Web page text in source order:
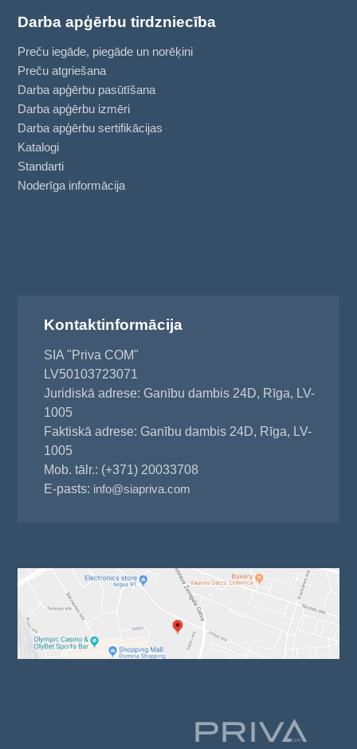
Darba apģērbu tirdzniecība
Preču iegāde, piegāde un norēķini
Preču atgriešana
Darba apģērbu pasūtīšana
Darba apģērbu izmēri
Darba apģērbu sertifikācijas
Katalogi
Standarti
Noderīga informācija
Kontaktinformācija
SIA "Priva COM"
LV50103723071
Juridiskā adrese: Ganību dambis 24D, Rīga, LV-
1005
Faktiskā adrese: Ganību dambis 24D, Rīga, LV-
1005
Mob. tālr.: (+371) 20033708
E-pasts: info@siapriva.com